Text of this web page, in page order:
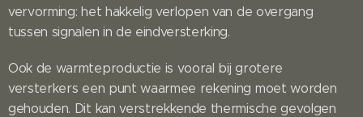
vervorming: het hakkelig verlopen van de overgang
tussen signalen in de eindversterking.
Ook de warmteproductie is vooral bij grotere
versterkers een punt waarmee rekening moet worden
gehouden. Dit kan verstrekkende thermische gevolgen